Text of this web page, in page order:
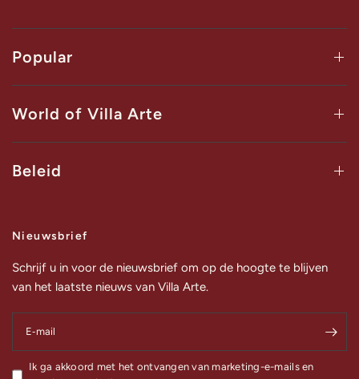
Popular
World of Villa Arte
Beleid
Nieuwsbrief
Schrijf u in voor de nieuwsbrief om op de hoogte te blijven
van het laatste nieuws van Villa Arte.
E‑mail
Ik ga akkoord met het ontvangen van marketing-e-mails en